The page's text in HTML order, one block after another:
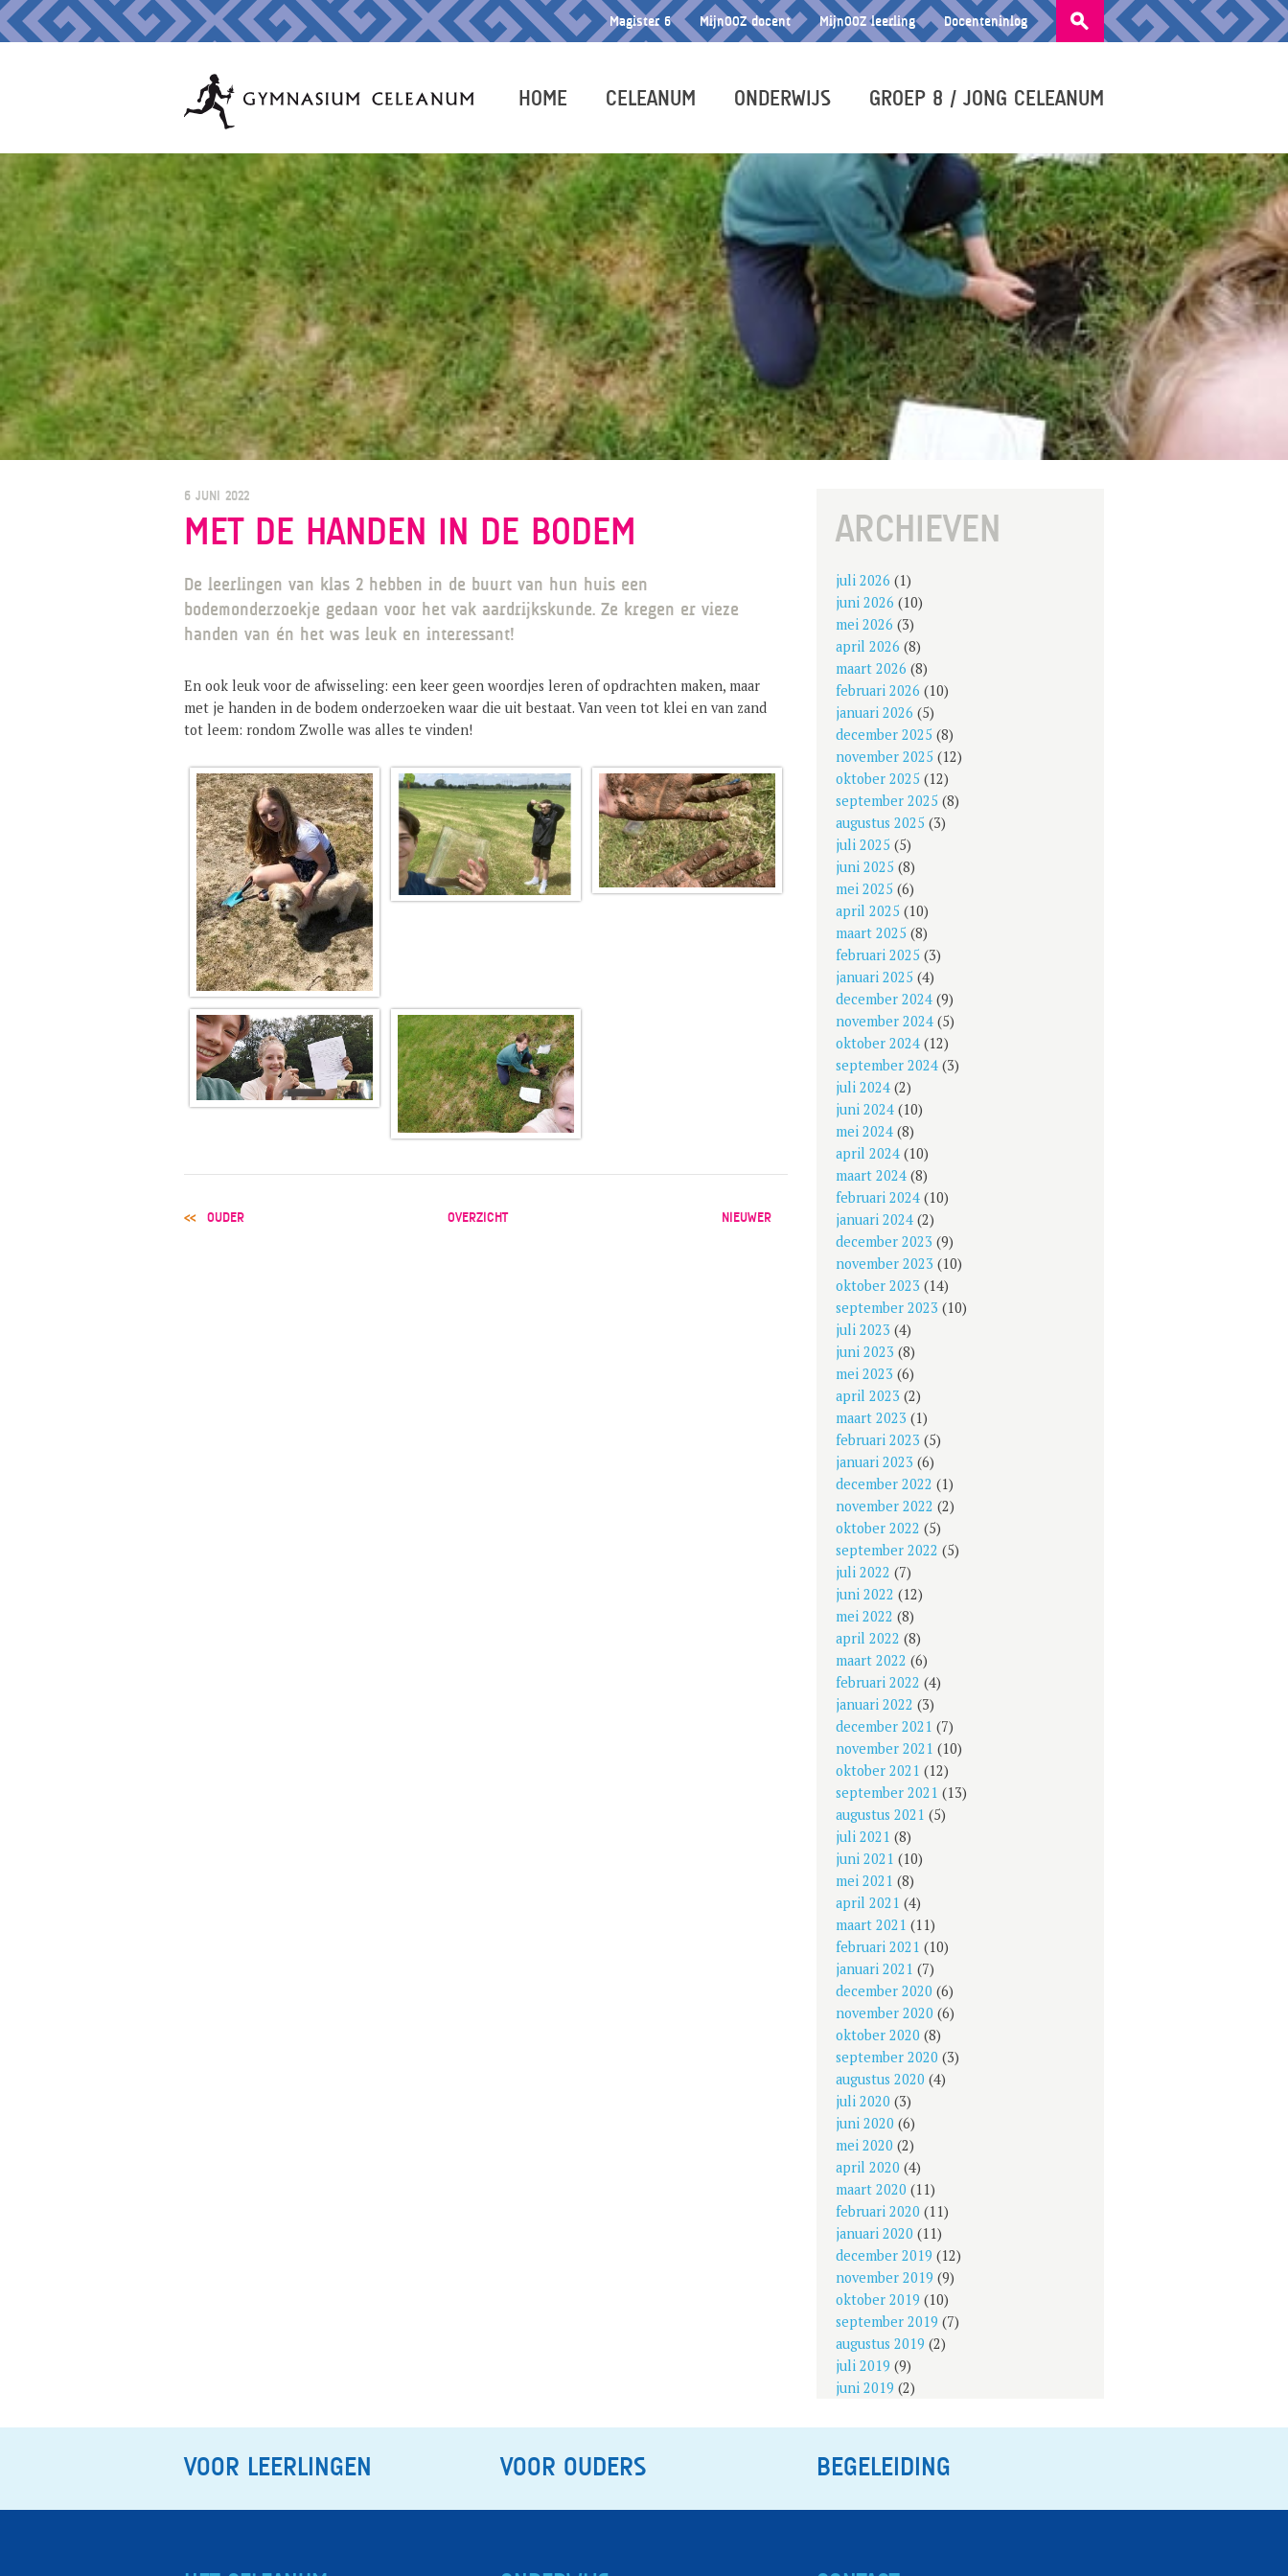
Zoeken
naar:
Magister 6 MijnOOZ docent MijnOOZ leerling Docenteninlog
HOME CELEANUM ONDERWIJS GROEP 8 / JONG CELEANUM
6 JUNI 2022
MET DE HANDEN IN DE BODEM
De leerlingen van klas 2 hebben in de buurt van hun huis een
bodemonderzoekje gedaan voor het vak aardrijkskunde. Ze kregen er vieze
handen van én het was leuk en interessant!
En ook leuk voor de afwisseling: een keer geen woordjes leren of opdrachten maken, maar
met je handen in de bodem onderzoeken waar die uit bestaat. Van veen tot klei en van zand
tot leem: rondom Zwolle was alles te vinden!
POST
OUDER OVERZICHT NIEUWER
ARCHIEVEN
juli 2026 (1)
juni 2026 (10)
mei 2026 (3)
april 2026 (8)
maart 2026 (8)
februari 2026 (10)
januari 2026 (5)
december 2025 (8)
november 2025 (12)
oktober 2025 (12)
september 2025 (8)
augustus 2025 (3)
juli 2025 (5)
juni 2025 (8)
mei 2025 (6)
april 2025 (10)
maart 2025 (8)
februari 2025 (3)
januari 2025 (4)
december 2024 (9)
november 2024 (5)
oktober 2024 (12)
september 2024 (3)
juli 2024 (2)
juni 2024 (10)
mei 2024 (8)
april 2024 (10)
maart 2024 (8)
februari 2024 (10)
januari 2024 (2)
december 2023 (9)
november 2023 (10)
oktober 2023 (14)
september 2023 (10)
juli 2023 (4)
juni 2023 (8)
mei 2023 (6)
april 2023 (2)
maart 2023 (1)
februari 2023 (5)
januari 2023 (6)
december 2022 (1)
november 2022 (2)
oktober 2022 (5)
september 2022 (5)
juli 2022 (7)
juni 2022 (12)
mei 2022 (8)
april 2022 (8)
maart 2022 (6)
februari 2022 (4)
januari 2022 (3)
december 2021 (7)
november 2021 (10)
oktober 2021 (12)
september 2021 (13)
augustus 2021 (5)
juli 2021 (8)
juni 2021 (10)
mei 2021 (8)
april 2021 (4)
maart 2021 (11)
februari 2021 (10)
januari 2021 (7)
december 2020 (6)
november 2020 (6)
oktober 2020 (8)
september 2020 (3)
augustus 2020 (4)
juli 2020 (3)
juni 2020 (6)
mei 2020 (2)
april 2020 (4)
maart 2020 (11)
februari 2020 (11)
januari 2020 (11)
december 2019 (12)
november 2019 (9)
oktober 2019 (10)
september 2019 (7)
augustus 2019 (2)
juli 2019 (9)
juni 2019 (2)
VOOR LEERLINGEN VOOR OUDERS BEGELEIDING